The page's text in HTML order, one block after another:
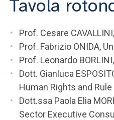
Tavola
Prof. Cesare
Prof. Fabrizio ONIDA,
Prof. Leonardo
Dott. Gianluca
Human Rights and
Dott.ssa Paola Elia
Sector Executive